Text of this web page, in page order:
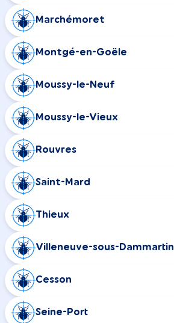
Marchémoret
Montgé-en-Goële
Moussy-le-Neuf
Moussy-le-Vieux
Rouvres
Saint-Mard
Thieux
Villeneuve-sous-Dammartin
Cesson
Seine-Port